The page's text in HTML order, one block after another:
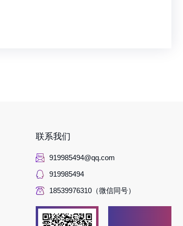
联系我们
919985494@qq.com
919985494
18539976310（微信同号）